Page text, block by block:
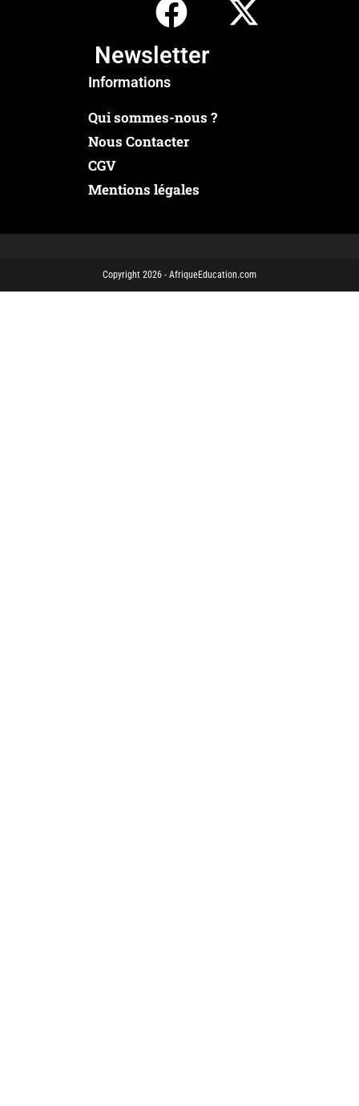
Newsletter
Informations
Qui sommes-nous ?
Nous Contacter
CGV
Mentions légales
Copyright 2026 - AfriqueEducation.com